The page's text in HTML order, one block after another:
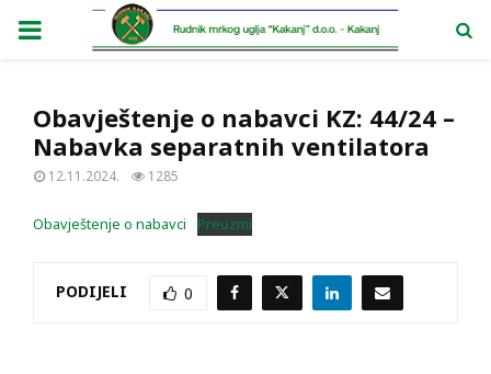
PRIMARY
Obavještenje o nabavci KZ: 44/24 –
Nabavka separatnih ventilatora
12.11.2024. 1285
Obavještenje o nabavci Preuzmi
PODIJELI 0